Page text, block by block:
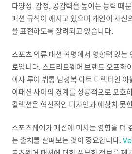
다양성, 감정, 공감력을 높이는 능력 때
패션 규칙이 깨지고 있으며 개인이 자신
을 표현하도록 장려되고 있습니다.
스포츠 의류 패션 혁명에서 영향력 있는
로입니다. 스트리트웨어 브랜드 오프
이자 루이 뷔통 남성복 아트 디렉터인
이패션 사이의 경계를 성공적으로 모호
컬렉션은 혁신적인 디자인과 예상치 못
스포츠웨어가 패션에 미치는 영향을 더
는 출처를 살펴보는 것이 중요합니다.